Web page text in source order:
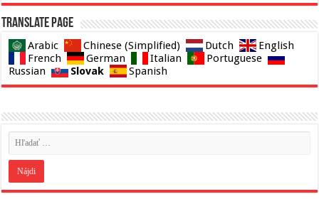
Translate page
Arabic Chinese (Simplified) Dutch
English
French
German Italian
Portuguese
Russian
Slovak Spanish